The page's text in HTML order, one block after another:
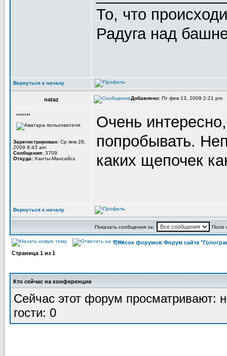
То, что
Радуга над
Вернуться к началу
nataz Добавлено: Пт фев 13, 2009 2:21 pm
*******
Зарегистрирован: Ср янв 28,
2009 8:43 am
Сообщения: 3709
Откуда: Ханты-Мансийск
Очень
попробывать.
каких щепочек
Вернуться к началу
Показать сообщения за: Поле
Список форумов Форум сайта
Страница 1 из 1
Кто сейчас на конференции
Сейчас этот форум просматривают:
гости: 0